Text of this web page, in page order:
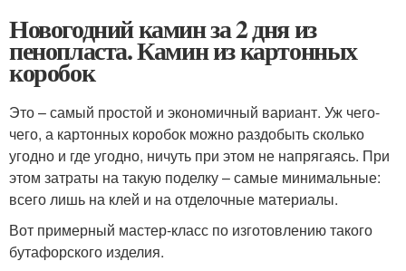
Новогодний камин за 2 дня из
пенопласта. Камин из картонных
коробок
Это – самый простой и экономичный вариант. Уж чего-
чего, а картонных коробок можно раздобыть сколько
угодно и где угодно, ничуть при этом не напрягаясь. При
этом затраты на такую поделку – самые минимальные:
всего лишь на клей и на отделочные материалы.
Вот примерный мастер-класс по изготовлению такого
бутафорского изделия.